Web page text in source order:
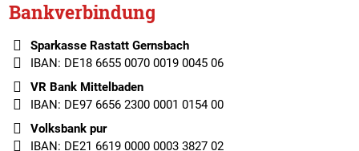
Bankverbindung
Sparkasse Rastatt Gernsbach
IBAN: DE18 6655 0070 0019 0045 06
VR Bank Mittelbaden
IBAN: DE97 6656 2300 0001 0154 00
Volksbank pur
IBAN: DE21 6619 0000 0003 3827 02